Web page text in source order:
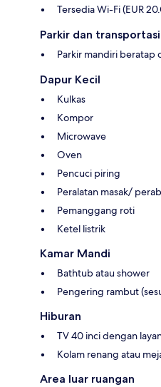
Tersedia Wi-Fi (EUR
Parkir dan transportasi
Parkir mandiri beratap
Dapur Kecil
Kulkas
Kompor
Microwave
Oven
Pencuci piring
Peralatan masak/
Pemanggang roti
Ketel listrik
Kamar Mandi
Bathtub atau shower
Pengering rambut
Hiburan
TV 40 inci dengan
Kolam renang atau
Area luar ruangan